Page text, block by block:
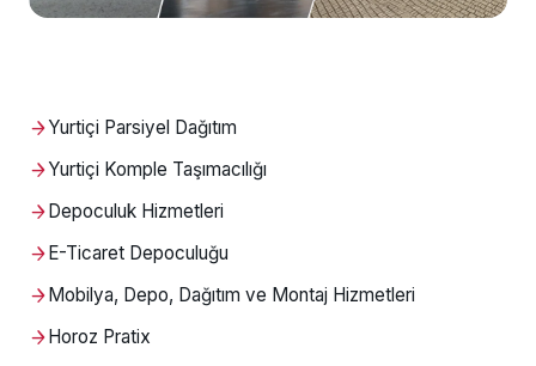
Demontaj
Yardıma mı ihtiyacınız var?
Yardım Merkezi burada.
Yurtiçi Parsiyel Dağıtım
Yurtiçi Komple Taşımacılığı
Depoculuk Hizmetleri
E-Ticaret Depoculuğu
Mobilya, Depo, Dağıtım ve Montaj Hizmetleri
Horoz Pratix